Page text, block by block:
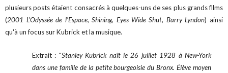
plusieurs posts étaient consacrés à quelques-uns de ses plus grands films
(2001 L'Odyssée de l'Espace,Shining, Eyes Wide Shut, Barry Lyndon) ainsi
qu'à un focus sur Kubrick et la musique.
Extrait : "Stanley Kubrick naît le 26 juillet 1928 à New-York
dans une famille de la petite bourgeoisie du Bronx. Élève moyen